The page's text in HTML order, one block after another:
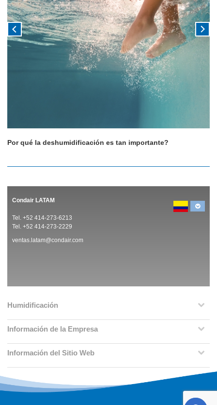
Por qué la deshumidificación es tan importante?
Condair LATAM
Tel. +52 414-273-6213
Tel. +52 414-273-2229
ventas.latam@condair.com
Humidificación
Información de la Empresa
Información del Sitio Web